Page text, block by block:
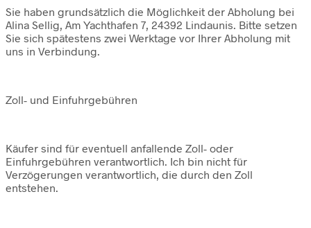
Sie haben grundsätzlich die Möglichkeit der Abholung bei
Alina Sellig, Am Yachthafen 7, 24392 Lindaunis. Bitte setzen
Sie sich spätestens zwei Werktage vor Ihrer Abholung mit
uns in Verbindung.
Zoll- und Einfuhrgebühren
Käufer sind für eventuell anfallende Zoll- oder
Einfuhrgebühren verantwortlich. Ich bin nicht für
Verzögerungen verantwortlich, die durch den Zoll
entstehen.